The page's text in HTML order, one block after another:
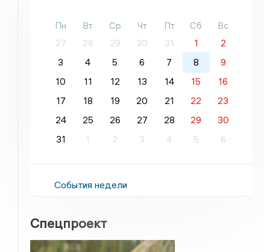
Пн Вт Ср Чт Пт Сб
Вс
27
28 29 30 31 1
2
3
4 5 6 7 8
9
10
11 12 13 14 15
16
17
18 19 20 21 22
23
24
25 26 27 28 29
30
31
1 2 3 4 5 6
События недели
Спецпроект